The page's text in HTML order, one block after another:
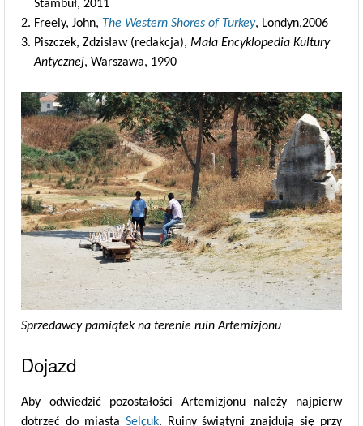
Stambuł, 2011
Freely, John, The Western Shores of Turkey, Londyn,2006
Piszczek, Zdzisław (redakcja), Mała Encyklopedia Kultury
Antycznej, Warszawa, 1990
Sprzedawcy pamiątek na terenie ruin Artemizjonu
Dojazd
Aby odwiedzić pozostałości Artemizjonu należy najpierw
dotrzeć do miasta Selçuk. Ruiny świątyni znajdują się przy